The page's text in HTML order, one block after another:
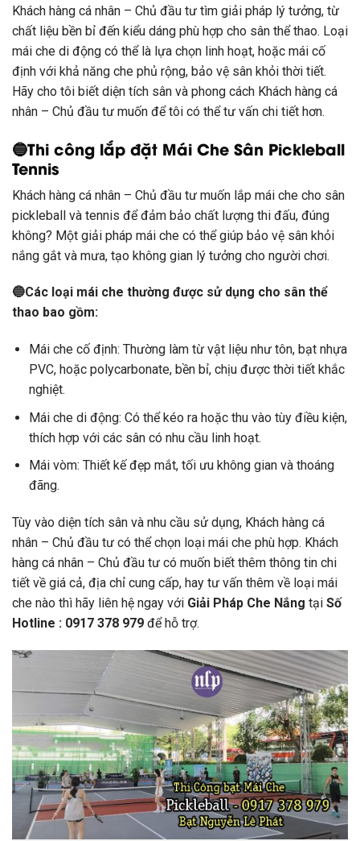
Khách hàng cá nhân – Chủ đầu tư tìm giải pháp lý tưởng, từ
chất liệu bền bỉ đến kiểu dáng phù hợp cho sân thể thao. Loại
mái che di động có thể là lựa chọn linh hoạt, hoặc mái cố
định với khả năng che phủ rộng, bảo vệ sân khỏi thời tiết.
Hãy cho tôi biết diện tích sân và phong cách Khách hàng cá
nhân – Chủ đầu tư muốn để tôi có thể tư vấn chi tiết hơn.
🔵Thi công lắp đặt Mái Che Sân Pickleball
Tennis
Khách hàng cá nhân – Chủ đầu tư muốn lắp mái che cho sân
pickleball và tennis để đảm bảo chất lượng thi đấu, đúng
không? Một giải pháp mái che có thể giúp bảo vệ sân khỏi
nắng gắt và mưa, tạo không gian lý tưởng cho người chơi.
🔵Các loại mái che thường được sử dụng cho sân thể
thao bao gồm:
Mái che cố định: Thường làm từ vật liệu như tôn, bạt nhựa
PVC, hoặc polycarbonate, bền bỉ, chịu được thời tiết khắc
nghiệt.
Mái che di động: Có thể kéo ra hoặc thu vào tùy điều kiện,
thích hợp với các sân có nhu cầu linh hoạt.
Mái vòm: Thiết kế đẹp mắt, tối ưu không gian và thoáng
đãng.
Tùy vào diện tích sân và nhu cầu sử dụng, Khách hàng cá
nhân – Chủ đầu tư có thể chọn loại mái che phù hợp. Khách
hàng cá nhân – Chủ đầu tư có muốn biết thêm thông tin chi
tiết về giá cả, địa chỉ cung cấp, hay tư vấn thêm về loại mái
che nào thì hãy liên hệ ngay với Giải Pháp Che Nắng tại Số
Hotline : 0917 378 979 để hỗ trợ.